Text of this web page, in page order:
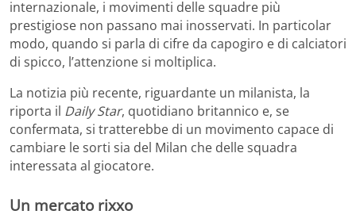
internazionale, i movimenti delle squadre più
prestigiose non passano mai inosservati. In particolar
modo, quando si parla di cifre da capogiro e di calciatori
di spicco, l’attenzione si moltiplica.
La notizia più recente, riguardante un milanista, la
riporta il Daily Star, quotidiano britannico e, se
confermata, si tratterebbe di un movimento capace di
cambiare le sorti sia del Milan che delle squadra
interessata al giocatore.
Un mercato rixxo